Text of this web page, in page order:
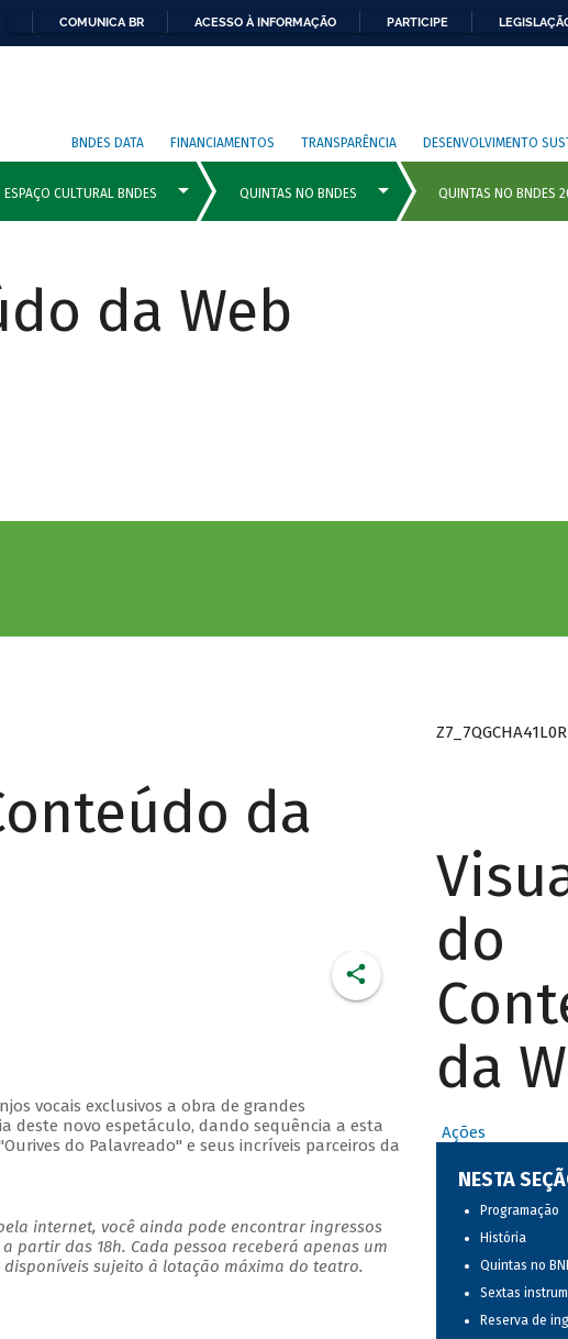
COMUNICA BR ACESSO À INFORMAÇÃO PARTICIPE
BNDES DATA FINANCIAMENTOS TRANSPARÊNCIA DESENVOLVIMENTO
da Web
da
vocais exclusivos a obra de grandes
deste novo espetáculo, dando sequência a esta
do Palavreado" e seus incríveis parceiros da
internet, você ainda pode encontrar ingressos
partir das 18h. Cada pessoa receberá apenas um
sujeito à lotação máxima do teatro.
do
da
Ações
NESTA
Programação
História
Quintas no
Sextas
Reserva de